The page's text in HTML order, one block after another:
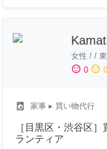
女性 / /
sentiment_satisfied 0 sentiment_neutral 0
local_laundry_service 家事▸ 買い物代行
［目黒区・渋谷区
ランティア